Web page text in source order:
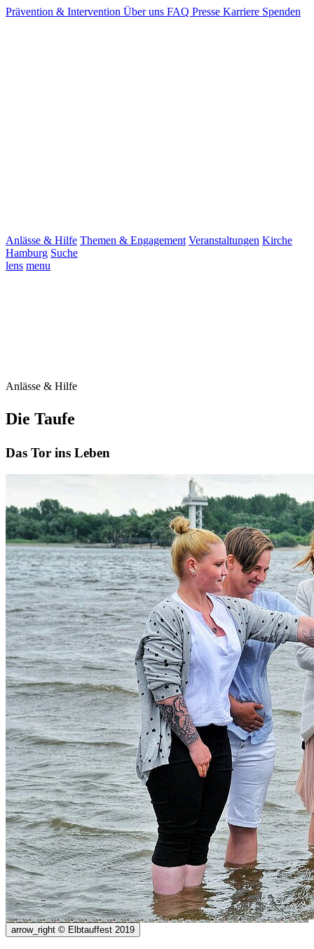
Prävention & Intervention Über uns FAQ Presse Karriere Spenden
Anlässe & Hilfe Themen & Engagement Veranstaltungen Kirche
Hamburg Suche
lens menu
Anlässe & Hilfe
Die Taufe
Das Tor ins Leben
arrow_right © Elbtauffest 2019